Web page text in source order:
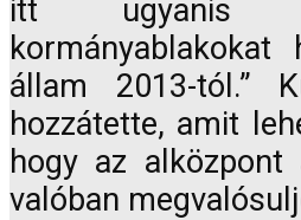
itt ugyanis
állam 2013-tól.”
hozzátette, amit
hogy az alközpont
valóban